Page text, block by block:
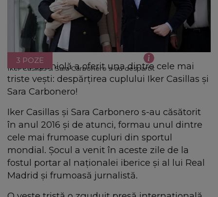
Iker Casillas si Sara Carbonero s-au despartit
3 POZE
Presă spaniolă a oferit una dintre cele mai
triste vești: despărțirea cuplului Iker Casillas și
Sara Carbonero!
Iker Casillas și Sara Carbonero s-au căsătorit
în anul 2016 și de atunci, formau unul dintre
cele mai frumoase cupluri din sportul
mondial. Șocul a venit în aceste zile de la
fostul portar al naţionalei iberice şi al lui Real
Madrid şi frumoasă jurnalistă.